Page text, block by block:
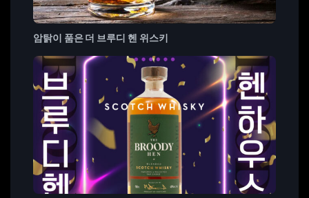
암탉이 품은 더 브루디 헨 위스키